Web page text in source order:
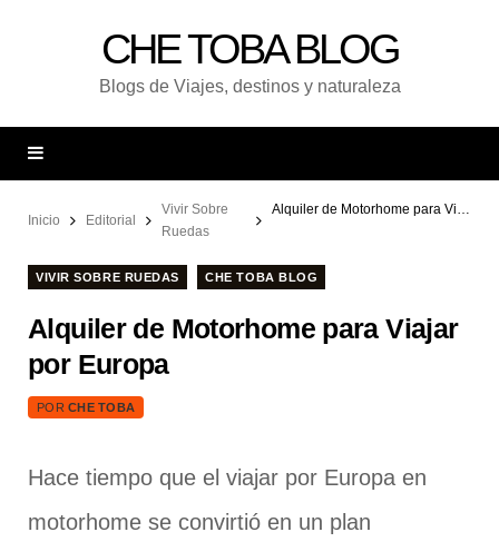
CHE TOBA BLOG
Blogs de Viajes, destinos y naturaleza
Inicio Editorial
Vivir Sobre
Ruedas
Alquiler de Motorhome para Viajar por Europa
VIVIR SOBRE RUEDAS CHE TOBA BLOG
Alquiler de Motorhome para Viajar
por Europa
POR CHE TOBA
Hace tiempo que el viajar por Europa en
motorhome se convirtió en un plan